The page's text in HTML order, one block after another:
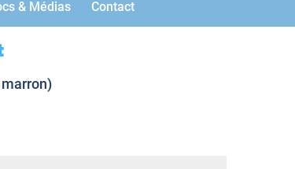
& Médias Contact